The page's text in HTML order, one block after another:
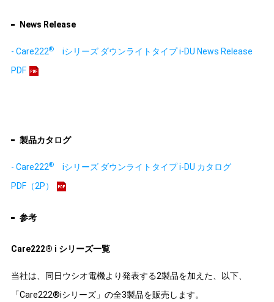
News Release
- Care222®iシリーズ ダウンライトタイプ i-DU News Release
PDF
製品カタログ
- Care222®iシリーズ ダウンライトタイプ i-DU カタログ
PDF（2P）
参考
Care222® i シリーズ一覧
当社は、同日ウシオ電機より発表する2製品を加えた、以下、
「Care222®iシリーズ」の全3製品を販売します。